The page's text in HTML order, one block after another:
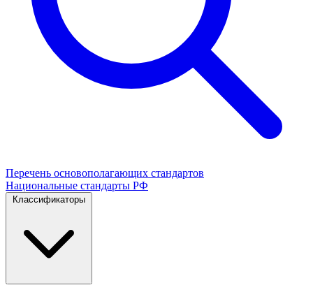
Перечень основополагающих стандартов
Национальные стандарты РФ
Классификаторы